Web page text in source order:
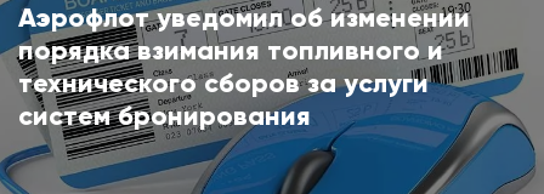
Аэрофлот уведомил об изменении
порядка взимания топливного и
технического сборов за услуги
систем бронирования